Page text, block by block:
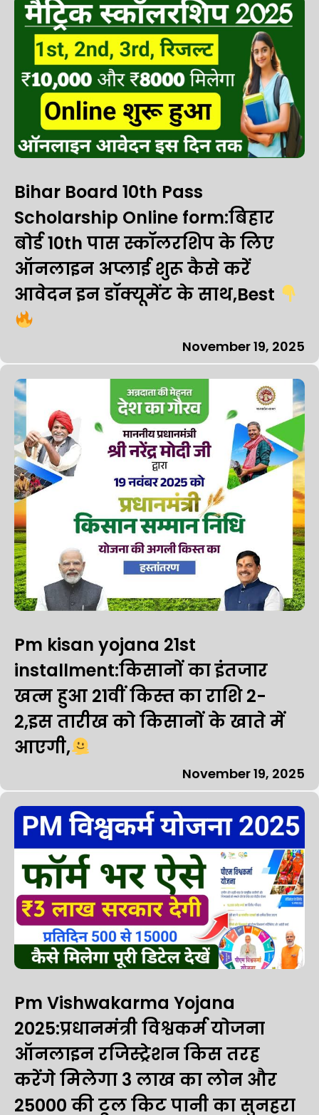
Bihar Board 10th Pass
Scholarship Online form:बिहार
बोर्ड 10th पास स्कॉलरशिप के लिए
ऑनलाइन अप्लाई शुरू कैसे करें
आवेदन इन डॉक्यूमेंट के साथ,Best
November 19, 2025
Pm kisan yojana 21st
installment:किसानों का इंतजार
खत्म हुआ 21वीं किस्त का राशि 2-
2,इस तारीख को किसानों के खाते में
आएगी,
November 19, 2025
Pm Vishwakarma Yojana
2025:प्रधानमंत्री विश्वकर्म योजना
ऑनलाइन रजिस्ट्रेशन किस तरह
करेंगे मिलेगा 3 लाख का लोन और
25000 की टूल किट पानी का सुनहरा